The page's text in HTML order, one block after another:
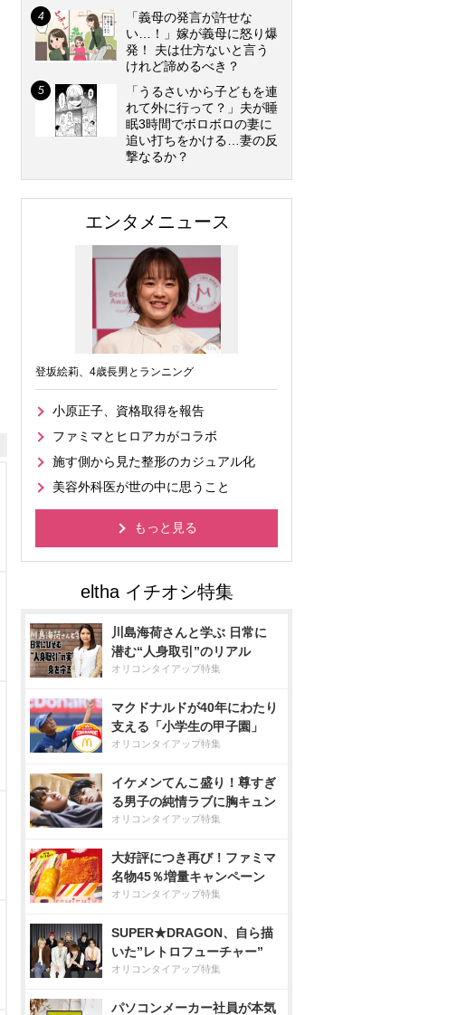
「義母の発言が許せな
い…！」嫁が義母に怒り爆
発！ 夫は仕方ないと言う
けれど諦めるべき？
「うるさいから子どもを連
れて外に行って？」夫が睡
眠3時間でボロボロの妻に
追い打ちをかける…妻の反
撃なるか？
エンタメニュース
登坂絵莉、4歳長男とランニング
小原正子、資格取得を報告
ファミマとヒロアカがコラボ
施す側から見た整形のカジュアル化
美容外科医が世の中に思うこと
もっと見る
川島海荷さんと学ぶ 日常に
潜む“人身取引”のリアル
オリコンタイアップ特集
マクドナルドが40年にわたり
支える「小学生の甲子園」
オリコンタイアップ特集
イケメンてんこ盛り！尊すぎ
る男子の純情ラブに胸キュン
オリコンタイアップ特集
大好評につき再び！ファミマ
名物45％増量キャンペーン
オリコンタイアップ特集
SUPER★DRAGON、自ら描
いた”レトロフューチャー”
オリコンタイアップ特集
パソコンメーカー社員が本気